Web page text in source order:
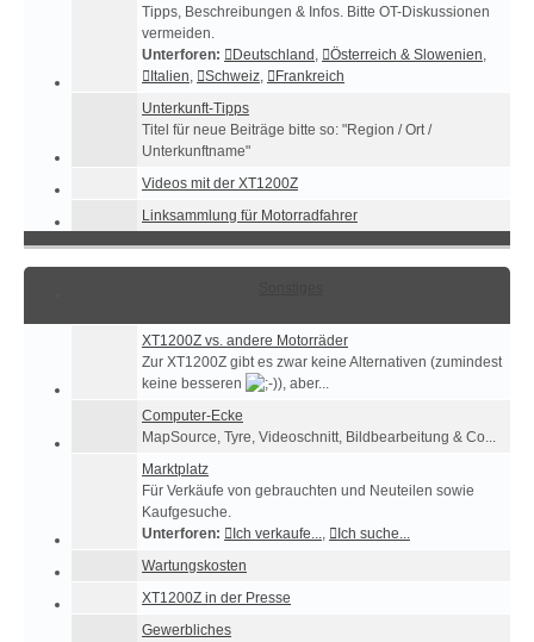
Tipps, Beschreibungen & Infos. Bitte OT-Diskussionen
vermeiden.
Unterforen:
Deutschland , Österreich & Slowenien,
Italien, Schweiz,
Frankreich
Unterkunft-Tipps
Titel für neue Beiträge bitte so: "Region / Ort /
Unterkunftname"
Videos mit der XT1200Z
Linksammlung für Motorradfahrer
XT1200Z vs. andere Motorräder
Zur XT1200Z gibt es zwar keine Alternativen (zumindest
keine besseren
), aber...
Computer-Ecke
MapSource, Tyre, Videoschnitt, Bildbearbeitung & Co...
Marktplatz
Für Verkäufe von gebrauchten und Neuteilen sowie
Kaufgesuche.
Unterforen:
Ich verkaufe...,
Ich suche...
Wartungskosten
XT1200Z in der Presse
Gewerbliches